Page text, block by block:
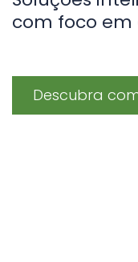
com foco em
Descubra